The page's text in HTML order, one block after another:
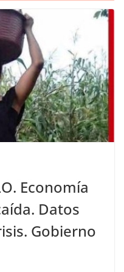
Economía
Datos
Gobierno